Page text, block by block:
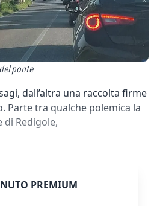
ponte
dall’altra una raccolta firme
Parte tra qualche polemica la
Redigole,
PREMIUM